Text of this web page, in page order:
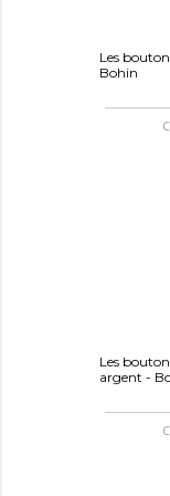
Les
Bohin
Les
argent -